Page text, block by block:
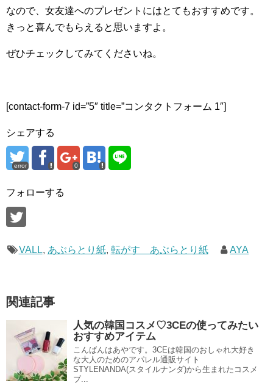
なので、女友達へのプレゼントにはとてもおすすめです。
きっと喜んでもらえると思いますよ。
ぜひチェックしてみてくださいね。
[contact-form-7 id=”5″ title=”コンタクトフォーム 1″]
シェアする
error 0
フォローする
VALL, あぶらとり紙, 転がす あぶらとり紙 AYA
関連記事
人気の韓国コスメ♡3CEの使ってみたい
おすすめアイテム
こんばんはあやです。3CEは韓国のおしゃれ大好き
な大人のためのアパレル通販サイト
STYLENANDA(スタイルナンダ)から生まれたコスメ
ブ...